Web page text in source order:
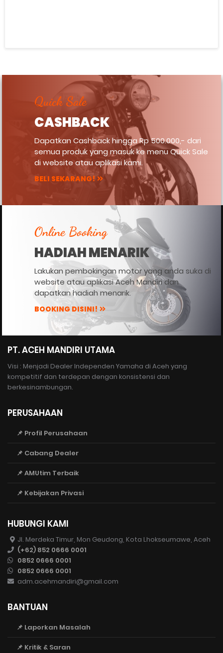
Quick Sale
CASHBACK
Dapatkan Cashback hingga Rp 500.000,- dari
semua produk yang masuk ke menu Quick Sale
di website atau aplikasi kami.
BELI SEKARANG!
Online Booking
HADIAH MENARIK
Lakukan pembokingan motor yang anda suka di
website atau aplikasi Aceh Mandiri dan
dapatkan hadiah menarik.
BOOKING DISINI!
PT. ACEH MANDIRI UTAMA
Visi : Menjadi Dealer Independen Yamaha di Aceh yang
kompetitif dan terdepan dengan konsistensi dan
berkesinambungan.
PERUSAHAAN
📌 Profil Perusahaan
📌 Cabang Dealer
📌 AMUtim Terbaik
📌 Kebijakan Privasi
HUBUNGI KAMI
Jl. Merdeka Timur, Mon Geudong, Kota Lhokseumawe, Aceh
(+62) 852 0666 0001
0852 0666 0001
0852 0666 0001
adm.acehmandiri@gmail.com
BANTUAN
📌 Laporkan Masalah
📌 Kritik & Saran